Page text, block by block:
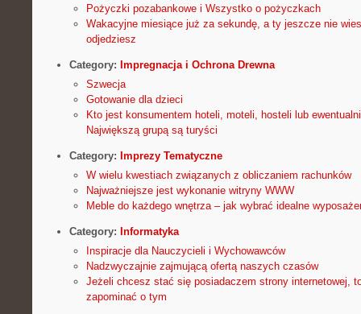
Pożyczki pozabankowe i Wszystko o pożyczkach
Wakacyjne miesiące już za sekundę, a ty jeszcze nie
odjedziesz
Category: Impregnacja i Ochrona Drewna
Szwecja
Gotowanie dla dzieci
Kto jest konsumentem hoteli, moteli, hosteli lub
Największą grupą są turyści
Category: Imprezy Tematyczne
W wielu kwestiach związanych z obliczaniem rachunków
Najważniejsze jest wykonanie witryny WWW
Meble do każdego wnętrza – jak wybrać idealne
Category: Informatyka
Inspiracje dla Nauczycieli i Wychowawców
Nadzwyczajnie zajmującą ofertą naszych czasów
Jeżeli chcesz stać się posiadaczem strony internetowej,
zapominać o tym